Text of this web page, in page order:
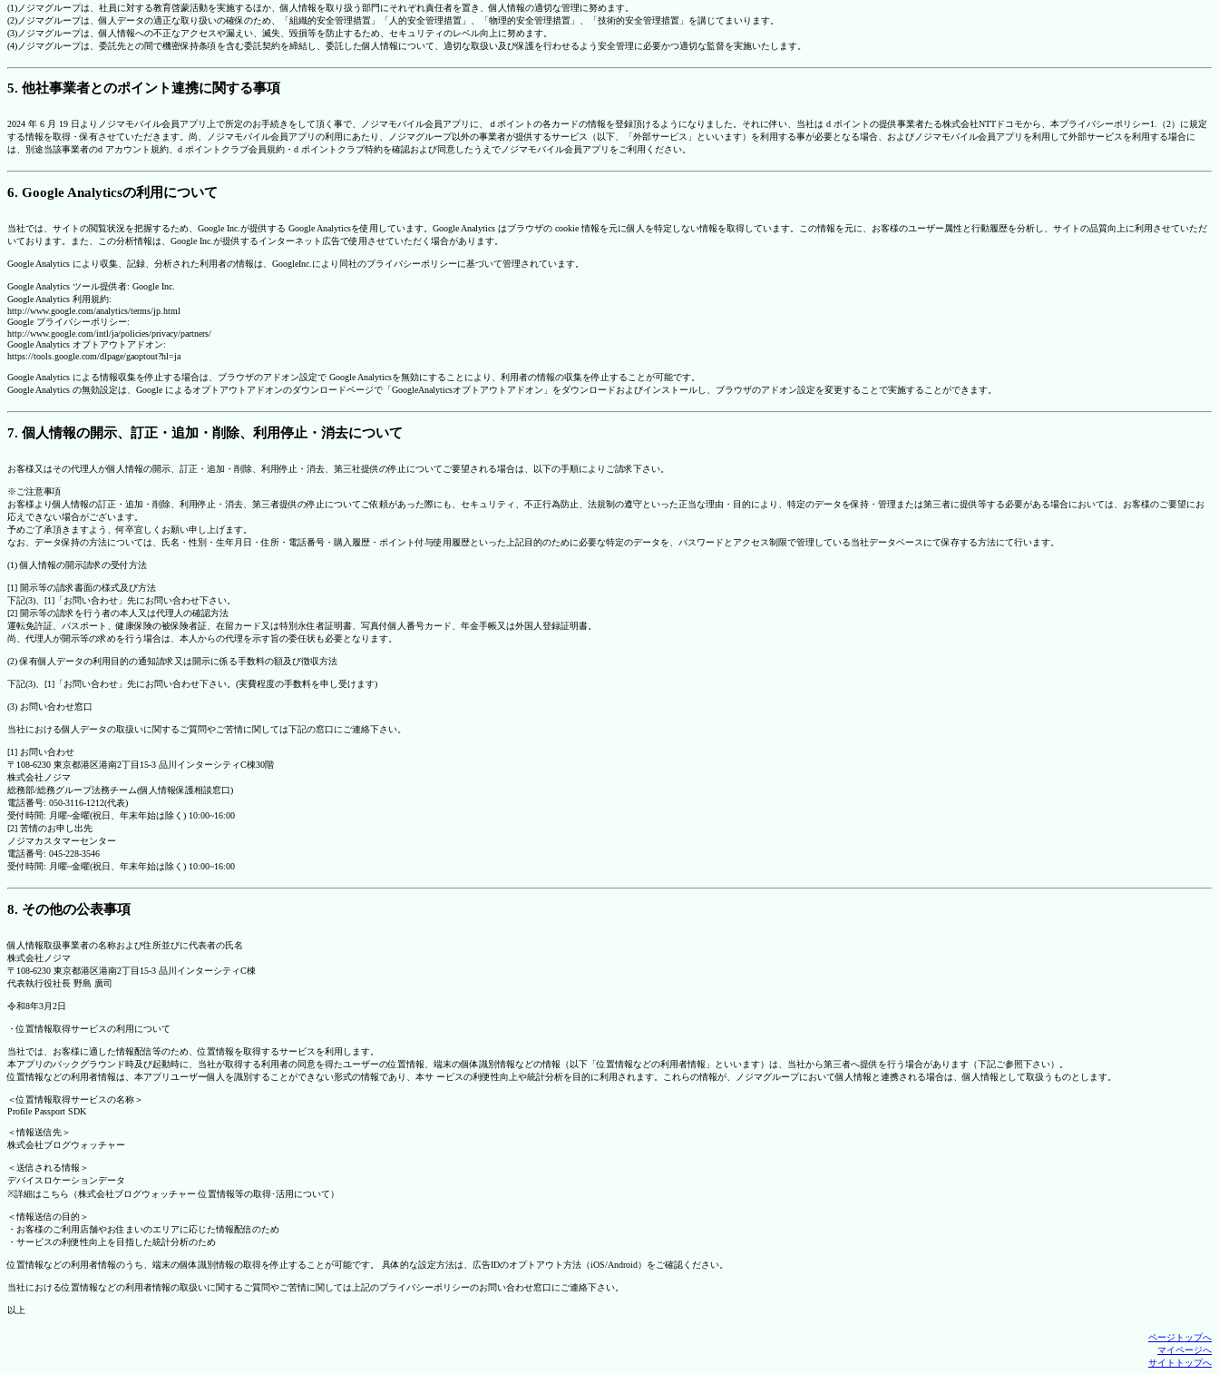
(1)ノジマグループは、社員に対する教育啓蒙活動を実施するほか、個人情報を取り扱う部門にそれぞれ責任者を置き、個人情報の適切な管理に努めます。
(2)ノジマグループは、個人データの適正な取り扱いの確保のため、「組織的安全管理措置」「人的安全管理措置」、「物理的安全管理措置」、「技術的安全管理措置」を講じてまいります。
(3)ノジマグループは、個人情報への不正なアクセスや漏えい、滅失、毀損等を防止するため、セキュリティのレベル向上に努めます。
(4)ノジマグループは、委託先との間で機密保持条項を含む委託契約を締結し、委託した個人情報について、適切な取扱い及び保護を行わせるよう安全管理に必要かつ適切な監督を実施いたします。
5. 他社事業者とのポイント連携に関する事項
2024 年 6 月 19 日よりノジマモバイル会員アプリ上で所定のお手続きをして頂く事で、ノジマモバイル会員アプリに、ｄポイントの各カードの情報を登録頂けるようになりました。それに伴い、当社は d ポイントの提供事業者たる株式会社NTTドコモから、本プライバシーポリシー1.（2）に規定
する情報を取得・保有させていただきます。尚、ノジマモバイル会員アプリの利用にあたり、ノジマグループ以外の事業者が提供するサービス（以下、「外部サービス」といいます）を利用する事が必要となる場合、およびノジマモバイル会員アプリを利用して外部サービスを利用する場合に
は、別途当該事業者のd アカウント規約、d ポイントクラブ会員規約・d ポイントクラブ特約を確認および同意したうえでノジマモバイル会員アプリをご利用ください。
6. Google Analyticsの利用について
当社では、サイトの閲覧状況を把握するため、Google Inc.が提供する Google Analyticsを使用しています。Google Analytics はブラウザの cookie 情報を元に個人を特定しない情報を取得しています。この情報を元に、お客様のユーザー属性と行動履歴を分析し、サイトの品質向上に利用させていただ
いております。また、この分析情報は、Google Inc.が提供するインターネット広告で使用させていただく場合があります。
Google Analytics により収集、記録、分析された利用者の情報は、GoogleInc.により同社のプライバシーポリシーに基づいて管理されています。
Google Analytics ツール提供者: Google Inc.
Google Analytics 利用規約:
http://www.google.com/analytics/terms/jp.html
Google プライバシーポリシー:
http://www.google.com/intl/ja/policies/privacy/partners/
Google Analytics オプトアウトアドオン:
https://tools.google.com/dlpage/gaoptout?hl=ja
Google Analytics による情報収集を停止する場合は、ブラウザのアドオン設定で Google Analyticsを無効にすることにより、利用者の情報の収集を停止することが可能です。
Google Analytics の無効設定は、Google によるオプトアウトアドオンのダウンロードページで「GoogleAnalyticsオプトアウトアドオン」をダウンロードおよびインストールし、ブラウザのアドオン設定を変更することで実施することができます。
7. 個人情報の開示、訂正・追加・削除、利用停止・消去について
お客様又はその代理人が個人情報の開示、訂正・追加・削除、利用停止・消去、第三社提供の停止についてご要望される場合は、以下の手順によりご請求下さい。
※ご注意事項
お客様より個人情報の訂正・追加・削除、利用停止・消去、第三者提供の停止についてご依頼があった際にも、セキュリティ、不正行為防止、法規制の遵守といった正当な理由・目的により、特定のデータを保持・管理または第三者に提供等する必要がある場合においては、お客様のご要望にお
応えできない場合がございます。
予めご了承頂きますよう、何卒宜しくお願い申し上げます。
なお、データ保持の方法については、氏名・性別・生年月日・住所・電話番号・購入履歴・ポイント付与使用履歴といった上記目的のために必要な特定のデータを、パスワードとアクセス制限で管理している当社データベースにて保存する方法にて行います。
(1) 個人情報の開示請求の受付方法
[1] 開示等の請求書面の様式及び方法
下記(3)、[1]「お問い合わせ」先にお問い合わせ下さい。
[2] 開示等の請求を行う者の本人又は代理人の確認方法
運転免許証、パスポート、健康保険の被保険者証、在留カード又は特別永住者証明書、写真付個人番号カード、年金手帳又は外国人登録証明書。
尚、代理人が開示等の求めを行う場合は、本人からの代理を示す旨の委任状も必要となります。
(2) 保有個人データの利用目的の通知請求又は開示に係る手数料の額及び徴収方法
下記(3)、[1]「お問い合わせ」先にお問い合わせ下さい。(実費程度の手数料を申し受けます)
(3) お問い合わせ窓口
当社における個人データの取扱いに関するご質問やご苦情に関しては下記の窓口にご連絡下さい。
[1] お問い合わせ
〒108-6230 東京都港区港南2丁目15-3 品川インターシティC棟30階
株式会社ノジマ
総務部/総務グループ法務チーム(個人情報保護相談窓口)
電話番号: 050-3116-1212(代表)
受付時間: 月曜~金曜(祝日、年末年始は除く) 10:00~16:00
[2] 苦情のお申し出先
ノジマカスタマーセンター
電話番号: 045-228-3546
受付時間: 月曜~金曜(祝日、年末年始は除く) 10:00~16:00
8. その他の公表事項
個人情報取扱事業者の名称および住所並びに代表者の氏名
株式会社ノジマ
〒108-6230 東京都港区港南2丁目15-3 品川インターシティC棟
代表執行役社長 野島 廣司
令和8年3月2日
・位置情報取得サービスの利用について
当社では、お客様に適した情報配信等のため、位置情報を取得するサービスを利用します。
本アプリのバックグラウンド時及び起動時に、当社が取得する利用者の同意を得たユーザーの位置情報、端末の個体識別情報などの情報（以下「位置情報などの利用者情報」といいます）は、当社から第三者へ提供を行う場合があります（下記ご参照下さい）。
位置情報などの利用者情報は、本アプリユーザー個人を識別することができない形式の情報であり、本サ ービスの利便性向上や統計分析を目的に利用されます。これらの情報が、ノジマグループにおいて個人情報と連携される場合は、個人情報として取扱うものとします。
＜位置情報取得サービスの名称＞
Profile Passport SDK
＜情報送信先＞
株式会社ブログウォッチャー
＜送信される情報＞
デバイスロケーションデータ
※詳細はこちら（株式会社ブログウォッチャー 位置情報等の取得･活用について）
＜情報送信の目的＞
・お客様のご利用店舗やお住まいのエリアに応じた情報配信のため
・サービスの利便性向上を目指した統計分析のため
位置情報などの利用者情報のうち、端末の個体識別情報の取得を停止することが可能です。 具体的な設定方法は、広告IDのオプトアウト方法（iOS/Android）をご確認ください。
当社における位置情報などの利用者情報の取扱いに関するご質問やご苦情に関しては上記のプライバシーポリシーのお問い合わせ窓口にご連絡下さい。
以上
ページトップへ
マイページへ
サイトトップへ